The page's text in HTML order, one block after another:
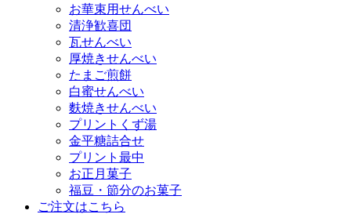
お華束用せんべい
清浄歓喜団
瓦せんべい
厚焼きせんべい
たまご煎餅
白蜜せんべい
麩焼きせんべい
プリントくず湯
金平糖詰合せ
プリント最中
お正月菓子
福豆・節分のお菓子
ご注文はこちら